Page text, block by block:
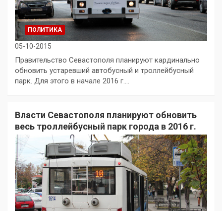
ПОЛИТИКА
05-10-2015
Правительство Севастополя планируют кардинально
обновить устаревший автобусный и троллейбусный
парк. Для этого в начале 2016 г.…
Власти Севастополя планируют обновить
весь троллейбусный парк города в 2016 г.